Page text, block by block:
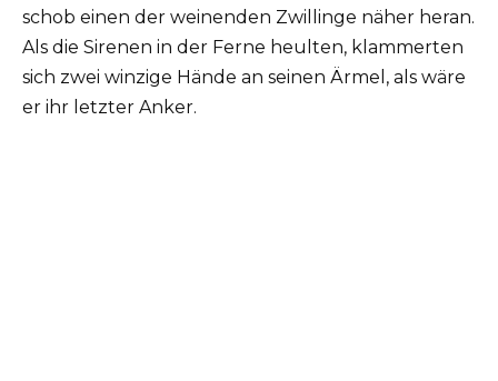
schob einen der weinenden Zwillinge näher heran.
Als die Sirenen in der Ferne heulten, klammerten
sich zwei winzige Hände an seinen Ärmel, als wäre
er ihr letzter Anker.